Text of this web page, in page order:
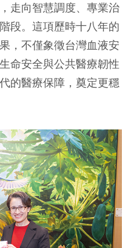
走向智慧調度、專業治
段。這項歷時十八年的
，不僅象徵台灣血液安
命安全與公共醫療韌性
的醫療保障，奠定更穩